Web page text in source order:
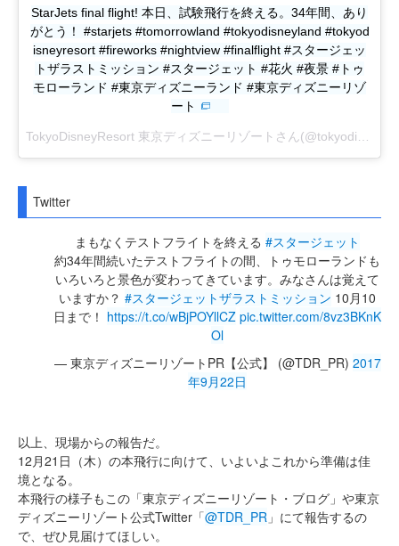
StarJets final flight! 本日、試験飛行を終える。34年間、あり
がとう！ #starjets #tomorrowland #tokyodisneyland #tokyod
isneyresort #fireworks #nightview #finalflight #スタージェッ
トザラストミッション #スタージェット #花火 #夜景 #トゥ
モローランド #東京ディズニーランド #東京ディズニーリゾ
ート
Twitter
まもなくテストフライトを終える #スタージェット
約34年間続いたテストフライトの間、トゥモローランドも
いろいろと景色が変わってきています。みなさんは覚えて
いますか？ #スタージェットザラストミッション 10月10
日まで！ https://t.co/wBjPOYllCZ pic.twitter.com/8vz3BKnK
Ol
— 東京ディズニーリゾートPR【公式】 (@TDR_PR) 2017
年9月22日
以上、現場からの報告だ。
12月21日（木）の本飛行に向けて、いよいよこれから準備は佳
境となる。
本飛行の様子もこの「東京ディズニーリゾート・ブログ」や東京
ディズニーリゾート公式Twitter「@TDR_PR 」にて報告するの
で、ぜひ見届けてほしい。